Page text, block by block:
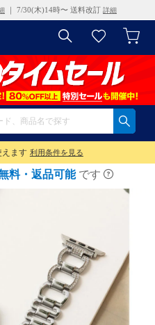
｜ 7/30(木)14時〜 送料改訂 詳細
えます 利用条件を見る
料・返品可能 です